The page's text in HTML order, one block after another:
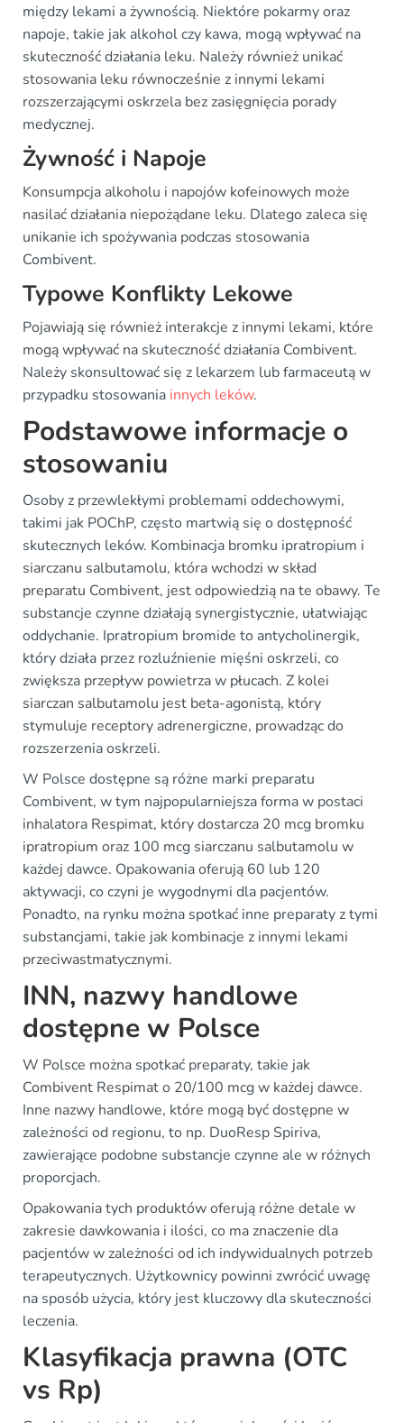
między lekami a żywnością. Niektóre pokarmy oraz
napoje, takie jak alkohol czy kawa, mogą wpływać na
skuteczność działania leku. Należy również unikać
stosowania leku równocześnie z innymi lekami
rozszerzającymi oskrzela bez zasięgnięcia porady
medycznej.
Żywność i Napoje
Konsumpcja alkoholu i napojów kofeinowych może
nasilać działania niepożądane leku. Dlatego zaleca się
unikanie ich spożywania podczas stosowania
Combivent.
Typowe Konflikty Lekowe
Pojawiają się również interakcje z innymi lekami, które
mogą wpływać na skuteczność działania Combivent.
Należy skonsultować się z lekarzem lub farmaceutą w
przypadku stosowania innych leków.
Podstawowe informacje o
stosowaniu
Osoby z przewlekłymi problemami oddechowymi,
takimi jak POChP, często martwią się o dostępność
skutecznych leków. Kombinacja bromku ipratropium i
siarczanu salbutamolu, która wchodzi w skład
preparatu Combivent, jest odpowiedzią na te obawy. Te
substancje czynne działają synergistycznie, ułatwiając
oddychanie. Ipratropium bromide to antycholinergik,
który działa przez rozluźnienie mięśni oskrzeli, co
zwiększa przepływ powietrza w płucach. Z kolei
siarczan salbutamolu jest beta-agonistą, który
stymuluje receptory adrenergiczne, prowadząc do
rozszerzenia oskrzeli.
W Polsce dostępne są różne marki preparatu
Combivent, w tym najpopularniejsza forma w postaci
inhalatora Respimat, który dostarcza 20 mcg bromku
ipratropium oraz 100 mcg siarczanu salbutamolu w
każdej dawce. Opakowania oferują 60 lub 120
aktywacji, co czyni je wygodnymi dla pacjentów.
Ponadto, na rynku można spotkać inne preparaty z tymi
substancjami, takie jak kombinacje z innymi lekami
przeciwastmatycznymi.
INN, nazwy handlowe
dostępne w Polsce
W Polsce można spotkać preparaty, takie jak
Combivent Respimat o 20/100 mcg w każdej dawce.
Inne nazwy handlowe, które mogą być dostępne w
zależności od regionu, to np. DuoResp Spiriva,
zawierające podobne substancje czynne ale w różnych
proporcjach.
Opakowania tych produktów oferują różne detale w
zakresie dawkowania i ilości, co ma znaczenie dla
pacjentów w zależności od ich indywidualnych potrzeb
terapeutycznych. Użytkownicy powinni zwrócić uwagę
na sposób użycia, który jest kluczowy dla skuteczności
leczenia.
Klasyfikacja prawna (OTC
vs Rp)